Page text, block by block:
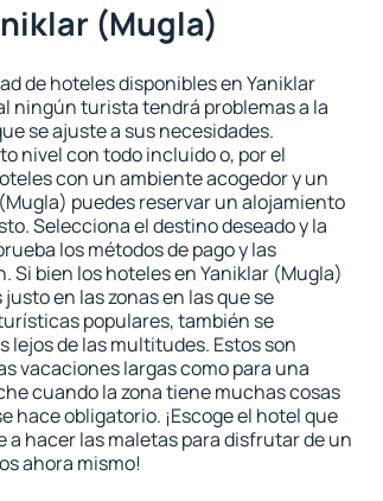
(Mugla)
de hoteles disponibles en Yaniklar
ningún turista tendrá problemas a la
se ajuste a sus necesidades.
nivel con todo incluido o, por el
con un ambiente acogedor y un
puedes reservar un alojamiento
Selecciona el destino deseado y la
los métodos de pago y las
Si bien los hoteles en Yaniklar (Mugla)
en las zonas en las que se
populares, también se
de las multitudes. Estos son
vacaciones largas como para una
cuando la zona tiene muchas cosas
hace obligatorio. ¡Escoge el hotel que
a hacer las maletas para disfrutar de un
ahora mismo!